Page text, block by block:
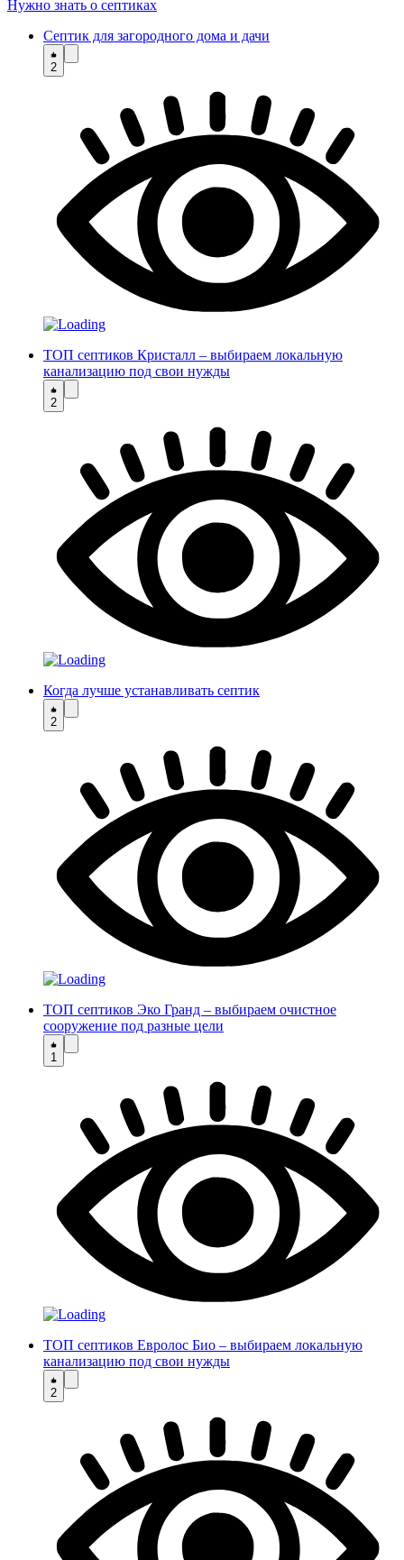
Нужно знать о септиках
Септик для загородного дома и дачи
2
ТОП септиков Кристалл – выбираем локальную
канализацию под свои нужды
2
Когда лучше устанавливать септик
2
ТОП септиков Эко Гранд – выбираем очистное
сооружение под разные цели
1
ТОП септиков Евролос Био – выбираем локальную
канализацию под свои нужды
2